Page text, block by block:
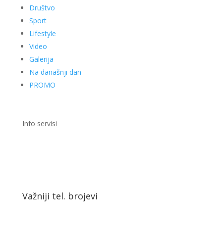
Društvo
Sport
Lifestyle
Video
Galerija
Na današnji dan
PROMO
Info servisi
Važniji tel. brojevi